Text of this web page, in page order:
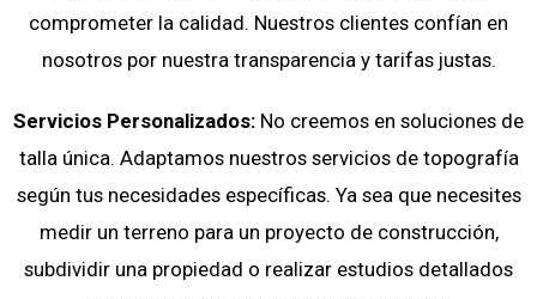
comprometer la calidad. Nuestros clientes confían en
nosotros por nuestra transparencia y tarifas justas.
Servicios Personalizados: No creemos en soluciones de
talla única. Adaptamos nuestros servicios de topografía
según tus necesidades específicas. Ya sea que necesites
medir un terreno para un proyecto de construcción,
subdividir una propiedad o realizar estudios detallados